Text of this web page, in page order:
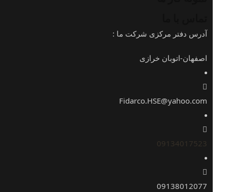
آدرس دفتر مرکزی شرکت ما :
اصفهان-اتوبان خرازی
Fidarco.HSE@yahoo.com
09134017523
09138012077